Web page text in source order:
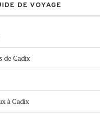
DE VOYAGE
de Cadix
à Cadix